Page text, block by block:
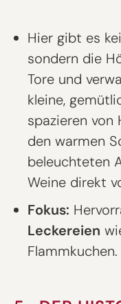
Hier gibt es
sondern die
Tore und
kleine,
spazieren von
den warmen
beleuchteten
Weine direkt
Fokus:
Leckereien
Flammkuchen.